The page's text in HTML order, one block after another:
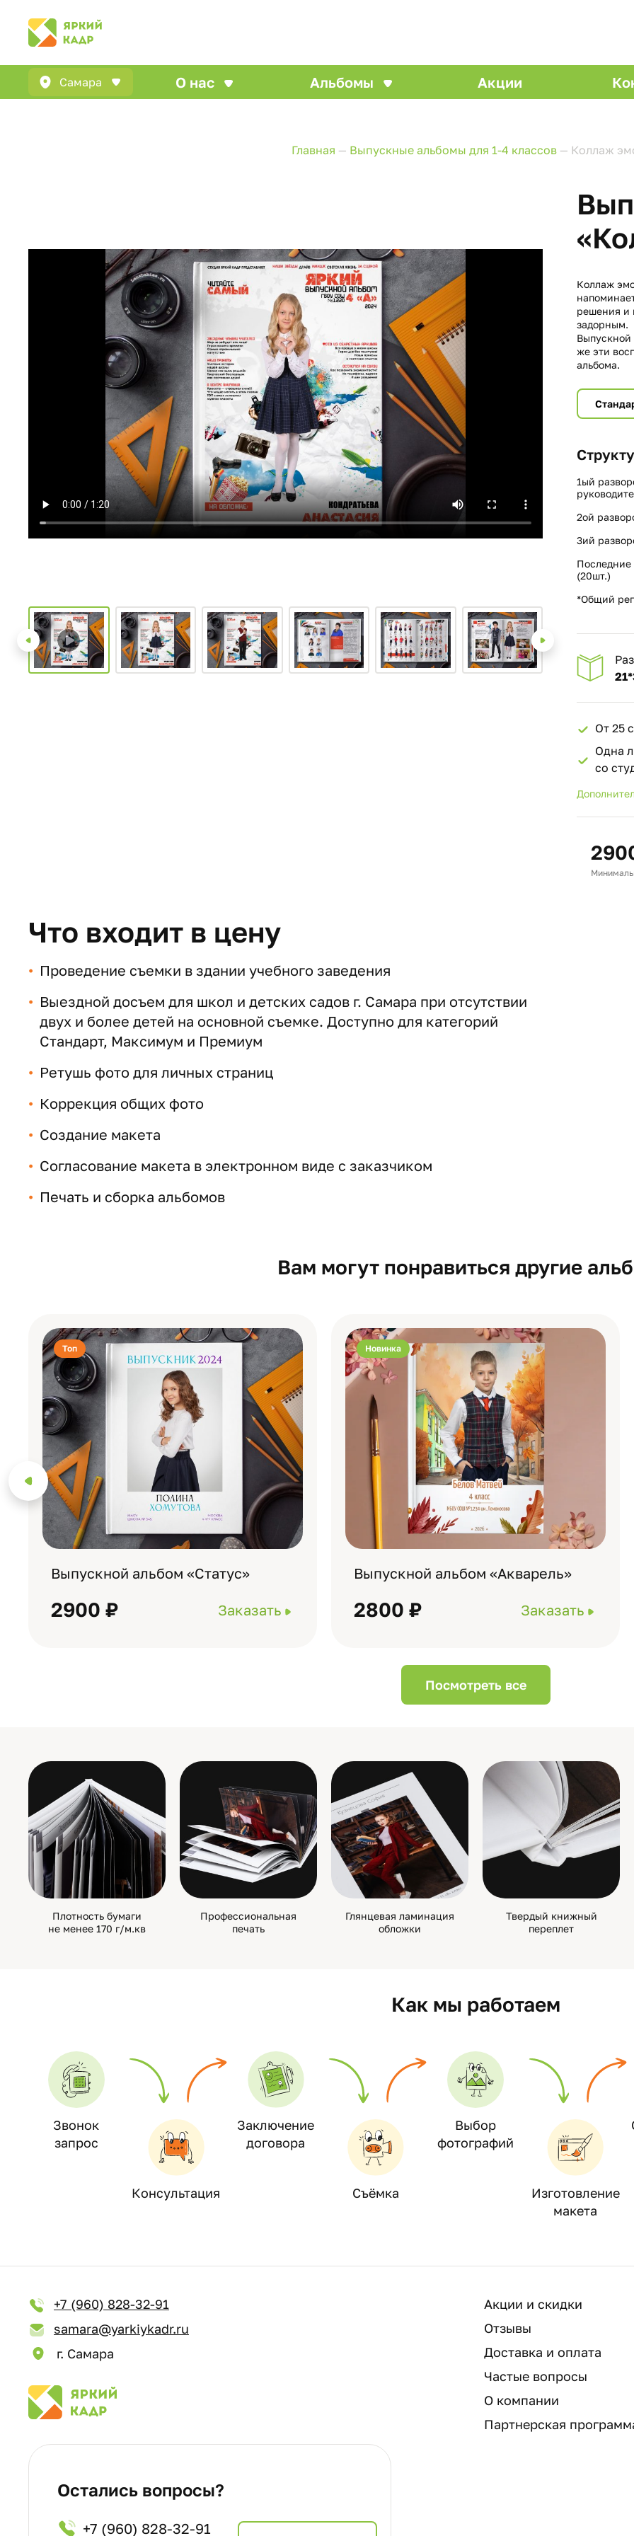
Самара О нас Альбомы Акции
Главная — Выпускные альбомы для 1-4 классов— Коллаж
Коллаж
решения и
задорным.
Выпускной
же эти
альбома.
1ый
2ой
3ий
Последние
(20шт.)
*Общий
От 25
Одна
со
Что входит в цену
Проведение съемки в здании учебного заведения
Выездной досъем для школ и детских садов г. Самара при отсутствии
двух и более детей на основной съемке. Доступно для категорий
Стандарт, Максимум и Премиум
Ретушь фото для личных страниц
Коррекция общих фото
Создание макета
Согласование макета в электронном виде с заказчиком
Печать и сборка альбомов
Вам могут понравиться другие
Топ
Выпускной альбом «Статус»
2900 ₽ Заказать
Новинка
Выпускной альбом «Акварель»
2800 ₽ Заказать
Посмотреть все
Плотность бумаги
не менее 170 г/м.кв
Профессиональная
печать
Глянцевая ламинация
обложки
Твердый книжный
переплет
Как мы работаем
Звонок
запрос
Консультация
Заключение
договора
Съёмка
Выбор
фотографий
Изготовление
макета
+7 (960) 828-32-91
samara@yarkiykadr.ru
г. Самара
Акции и скидки
Отзывы
Доставка и оплата
Частые вопросы
О компании
Партнерская
Остались вопросы?
+7 (960) 828-32-91